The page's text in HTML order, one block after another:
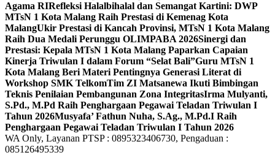
Agama RIRefleksi Halalbihalal dan Semangat Kartini: DWP
MTsN 1 Kota Malang Raih Prestasi di Kemenag Kota
MalangUkir Prestasi di Kancah Provinsi, MTsN 1 Kota Malang
Raih Dua Medali Perunggu OLIMPABA 2026Sinergi dan
Prestasi: Kepala MTsN 1 Kota Malang Paparkan Capaian
Kinerja Triwulan I dalam Forum “Selat Bali”Guru MTsN 1
Kota Malang Beri Materi Pentingnya Generasi Literat di
Workshop SMK TelkomTim ZI Matsanewa Ikuti Bimbingan
Teknis Penilaian Pembangunan Zona IntegritasIrma Mulyanti,
S.Pd., M.Pd Raih Penghargaan Pegawai Teladan Triwulan I
Tahun 2026Musyafa’ Fathun Nuha, S.Ag., M.Pd.I Raih
Penghargaan Pegawai Teladan Triwulan I Tahun 2026
WA Only, Layanan PTSP : 0895323406730, Pengaduan :
085126495339